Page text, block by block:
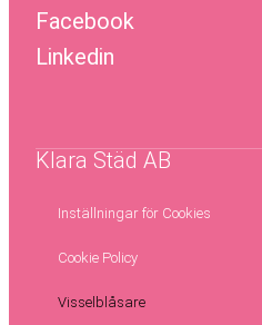
Facebook
Linkedin
Klara Städ AB
Inställningar för Cookies
Cookie Policy
Visselblåsare